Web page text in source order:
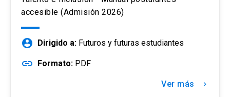
accesible (Admisión 2026)
account_circle Dirigido a: Futuros y futuras estudiantes
link Formato: PDF
Ver más keyboard_arrow_right